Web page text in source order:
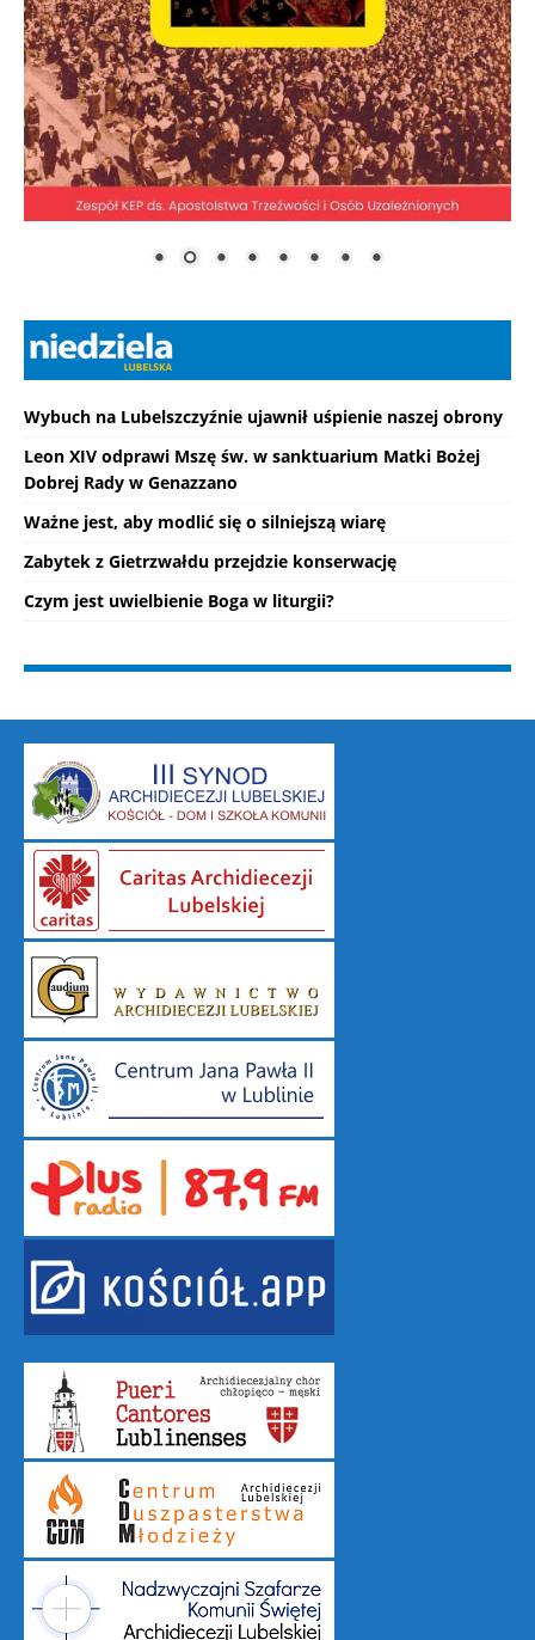
Wybuch na Lubelszczyźnie ujawnił uśpienie naszej obrony
Leon XIV odprawi Mszę św. w sanktuarium Matki Bożej
Dobrej Rady w Genazzano
Ważne jest, aby modlić się o silniejszą wiarę
Zabytek z Gietrzwałdu przejdzie konserwację
Czym jest uwielbienie Boga w liturgii?